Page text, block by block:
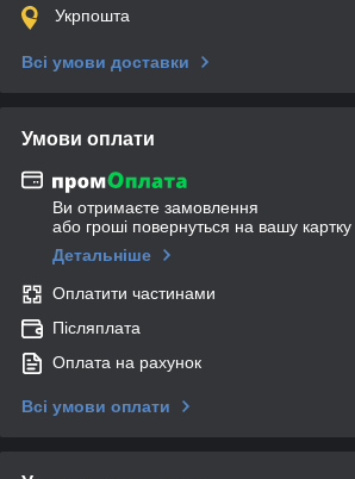
Укрпошта
Всі умови доставки
Умови оплати
Ви отримаєте замовлення
або гроші повернуться на вашу картку
Детальніше
Оплатити частинами
Післяплата
Оплата на рахунок
Всі умови оплати